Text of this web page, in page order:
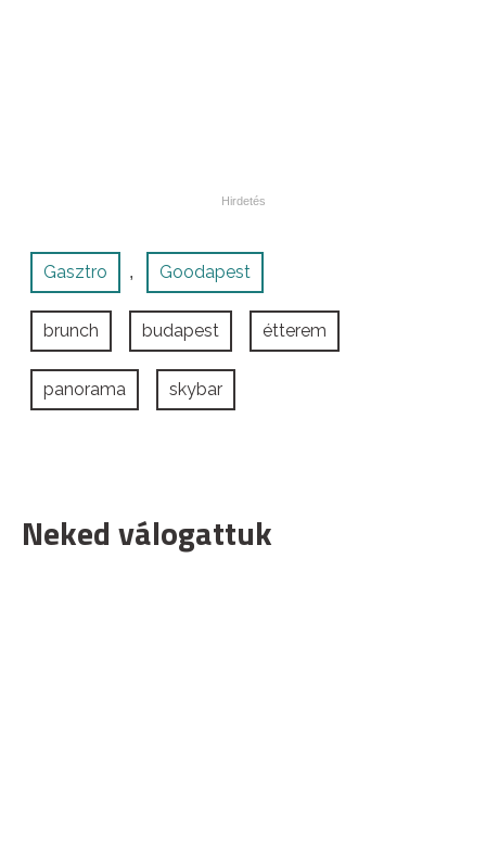
Gasztro , Goodapest
brunch budapest étterem
panorama skybar
Neked válogattuk